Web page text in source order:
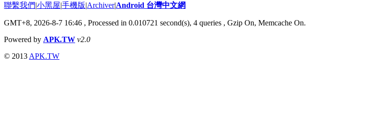
聯繫我們|小黑屋|手機版|Archiver|Android 台灣中文網
GMT+8, 2026-8-7 16:46 , Processed in 0.010721 second(s), 4 queries , Gzip On, Memcache On.
Powered by APK.TW v2.0
© 2013 APK.TW